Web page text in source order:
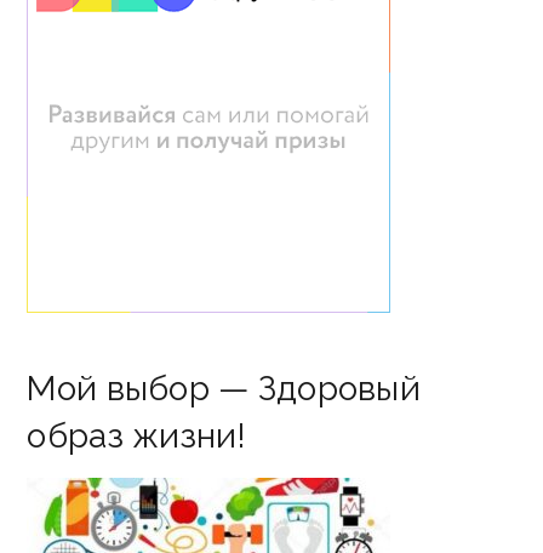
Мой выбор — Здоровый
образ жизни!